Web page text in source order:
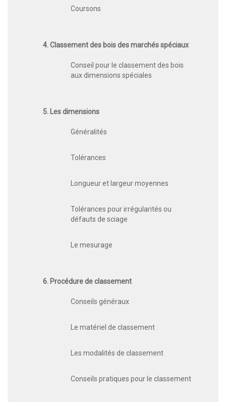
Coursons
4. Classement des bois des marchés spéciaux
Conseil pour le classement des bois
aux dimensions spéciales
5. Les dimensions
Généralités
Tolérances
Longueur et largeur moyennes
Tolérances pour irrégularités ou
défauts de sciage
Le mesurage
6. Procédure de classement
Conseils généraux
Le matériel de classement
Les modalités de classement
Conseils pratiques pour le classement